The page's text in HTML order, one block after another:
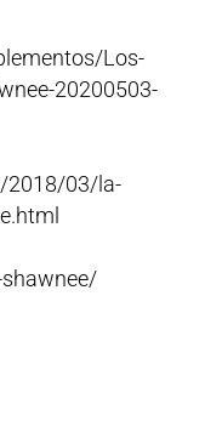
Los-
20200503-
2018/03/la-